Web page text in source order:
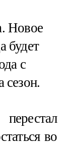
Новое
будет
с
сезон.
во